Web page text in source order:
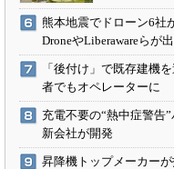
熊本地震でドローン6社
DroneやLiberawareらが
「後付け」で既存建機
者でもオペレーターに
充電不要の“熱中症警告
新会社が開発
昇降機トップメーカー